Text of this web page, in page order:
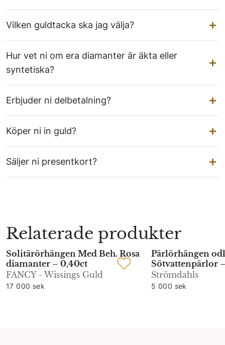
Vilken guldtacka ska jag välja?
Hur vet ni om era diamanter är äkta eller
syntetiska?
Erbjuder ni delbetalning?
Köper ni in guld?
Säljer ni presentkort?
Relaterade produkter
Solitärörhängen Med Beh. Rosa
diamanter – 0,40ct
FANCY - Wissings Guld
17 000 sek
Pärlörhängen
Sötvattenpärlor
Strömdahls
5 000 sek